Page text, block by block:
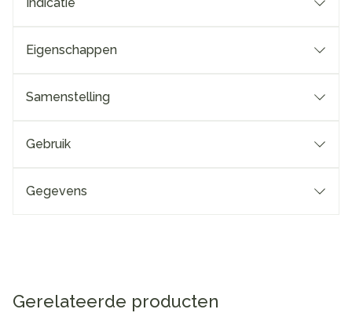
Eigenschappen
Samenstelling
Gebruik
Gegevens
Gerelateerde producten